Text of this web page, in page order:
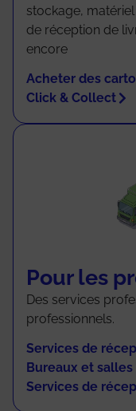
stockage,
de réception de
encore
Acheter des
Click & Collect
Pour les
Des services
professionnels.
Services de
Bureaux et
Services de